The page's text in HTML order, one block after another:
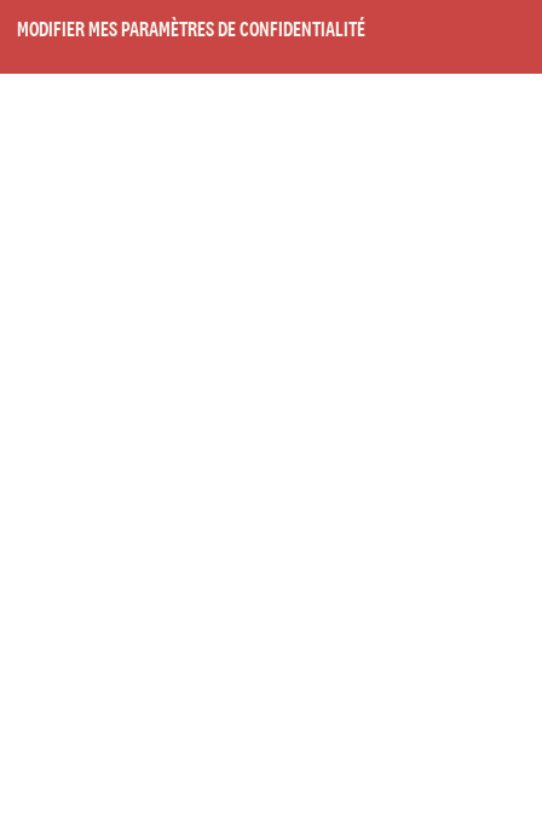
MODIFIER MES PARAMÈTRES DE CONFIDENTIALITÉ